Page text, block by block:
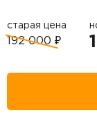
старая цена
192 000 ₽